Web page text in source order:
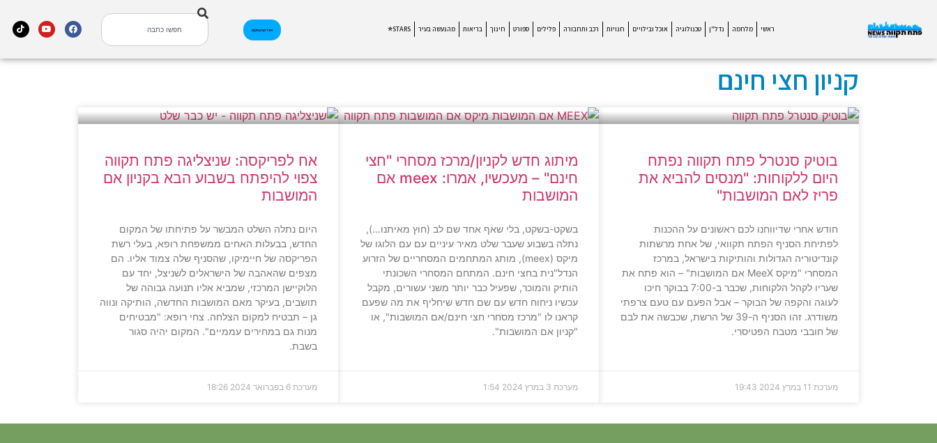
ראשי מלחמה נדל"ן טכנולוגיה אוכל ובילויים חנויות רכב ותחבורה פלילים ספורט חינוך בריאות מהנעשה בעיר STARS⭐ אינדקס עסקים
קניון חצי חינם
בוטיק סנטרל פתח תקווה נפתח
היום ללקוחות: "מנסים להביא את
פריז לאם המושבות"
חודש אחרי שדיווחנו לכם ראשונים על ההכנות
לפתיחת הסניף הפתח תקוואי, של אחת מרשתות
קונדיטוריה הגדולות והותיקות בישראל, במרכז
המסחרי "מיקס MeeX אם המושבות" – הוא פתח את
שעריו לקהל הלקוחות, שכבר ב-7:00 בבוקר חיכו
לעוגה והקפה של הבוקר – אבל הפעם עם טעם צרפתי
משודרג. זהו הסניף ה-39 של הרשת, שכבשה את לבם
של חובבי מטבח הפטיסרי.
מערכת 11 במרץ 2024 19:43
מיתוג חדש לקניון/מרכז מסחרי "חצי
חינם" – מעכשיו, אמרו: meex אם
המושבות
בשקט-בשקט, בלי שאף אחד שם לב (חוץ מאיתנו…),
נתלה בשבוע שעבר שלט מאיר עיניים עם עם הלוגו של
מיקס (meex), מותג המתחמים המסחריים של הזרוע
הנדל"נית בחצי חינם. המתחם המסחרי השכונתי
הותיק והמוכר, שפעיל כבר יותר משני עשורים, מקבל
עכשיו ניחוח חדש עם שם חדש שיחליף את מה שפעם
קראנו לו "מרכז מסחרי חצי חינם/אם המושבות", או
"קניון אם המושבות".
מערכת 3 במרץ 2024 1:54
אח לפריקסה: שניצליגה פתח תקווה
צפוי להיפתח בשבוע הבא בקניון אם
המושבות
היום נתלה השלט המבשר על פתיחתו של המקום
החדש, בבעלות האחים ממשפחת רופא, בעלי רשת
הפריקסה של חיימיקו, שהסניף שלה צמוד אליו. הם
מצפים שהאהבה של הישראלים לשניצל, יחד עם
הלוקיישן המרכזי, שמביא אליו תנועה גבוהה של
תושבים, בעיקר מאם המושבות החדשה, הותיקה ונווה
גן – תבטיח למקום הצלחה. צחי רופא: "מבטיחים
מנות גם במחירים עממיים". המקום יהיה סגור
בשבת.
מערכת 6 בפברואר 2024 18:26